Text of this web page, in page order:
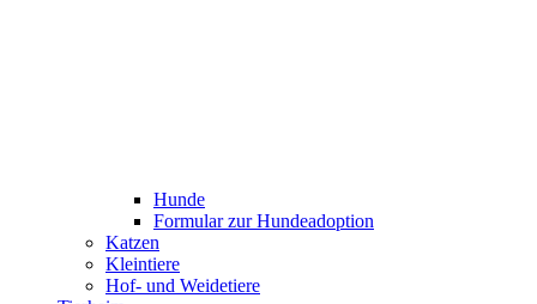
Hunde
Formular zur Hundeadoption
Katzen
Kleintiere
Hof- und Weidetiere